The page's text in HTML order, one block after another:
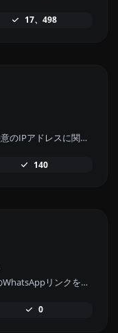
17、498
Digily LinkのIPルックアップツールは、任意のIPアドレスに関する詳細情報を提供します。この無料オンラインサービスを利用して、包括的なIPデータを取得してください。
140
WhatsAppリンクジェネレーターで無料のWhatsAppリンクを即座に生成します。カスタムメッセージを追加して、ワンクリックでチャットを開始できます。ログインやコーディングは不要です。
0